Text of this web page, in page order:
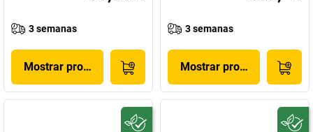
3 semanas
Mostrar produto
3 semanas
Mostrar produto